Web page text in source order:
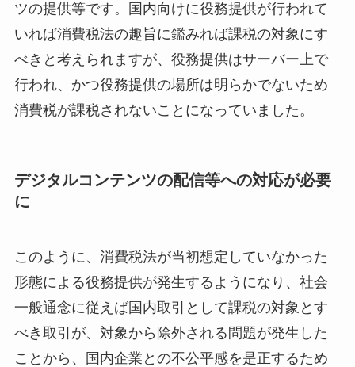
ツの提供等です。国内向けに役務提供が行われて
いれば消費税法の趣旨に鑑みれば課税の対象にす
べきと考えられますが、役務提供はサーバー上で
行われ、かつ役務提供の場所は明らかでないため
消費税が課税されないことになっていました。
デジタルコンテンツの配信等への対応が必要
に
このように、消費税法が当初想定していなかった
形態による役務提供が発生するようになり、社会
一般通念に従えば国内取引として課税の対象とす
べき取引が、対象から除外される問題が発生した
ことから、国内企業との不公平感を是正するため